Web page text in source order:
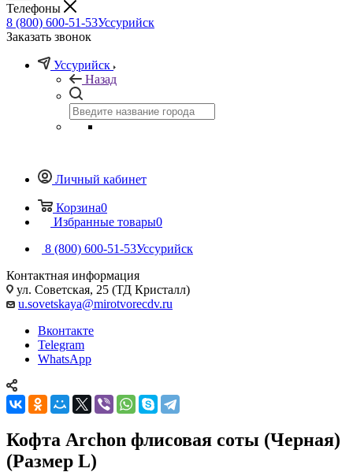
Телефоны
8 (800) 600-51-53Уссурийск
Заказать звонок
Уссурийск
Назад
Личный кабинет
Корзина0
Избранные товары0
8 (800) 600-51-53Уссурийск
Контактная информация
ул. Советская, 25 (ТД Кристалл)
u.sovetskaya@mirotvorecdv.ru
Вконтакте
Telegram
WhatsApp
Кофта Archon флисовая соты (Черная)
(Размер L)